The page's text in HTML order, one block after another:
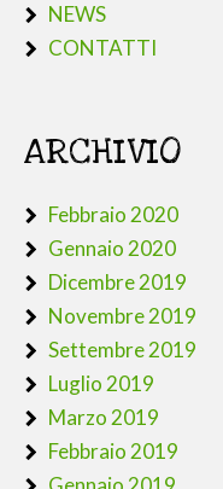
NEWS
CONTATTI
ARCHIVIO
Febbraio 2020
Gennaio 2020
Dicembre 2019
Novembre 2019
Settembre 2019
Luglio 2019
Marzo 2019
Febbraio 2019